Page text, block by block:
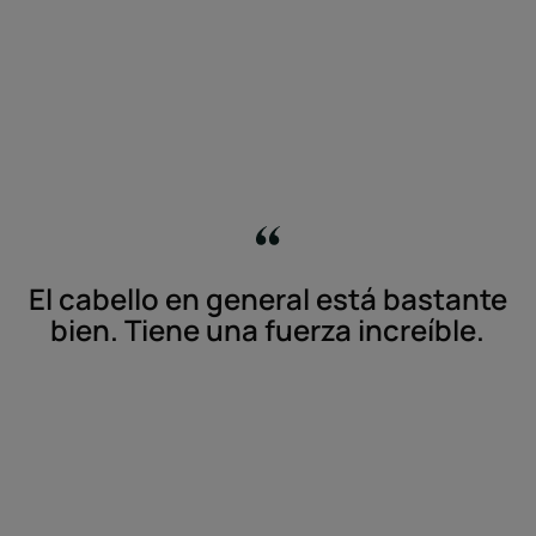
El cabello en general está bastante
bien. Tiene una fuerza increíble.